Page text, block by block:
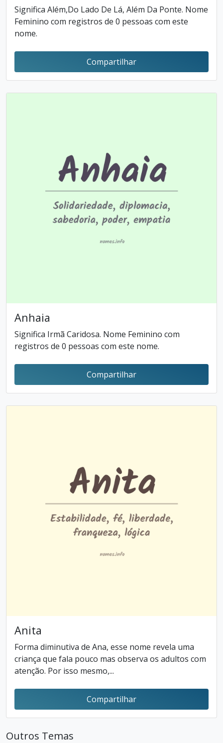
Significa Além,Do Lado De Lá, Além Da Ponte. Nome
Feminino com registros de 0 pessoas com este
nome.
Compartilhar
Anhaia
Significa Irmã Caridosa. Nome Feminino com
registros de 0 pessoas com este nome.
Compartilhar
Anita
Forma diminutiva de Ana, esse nome revela uma
criança que fala pouco mas observa os adultos com
atenção. Por isso mesmo,...
Compartilhar
Outros Temas